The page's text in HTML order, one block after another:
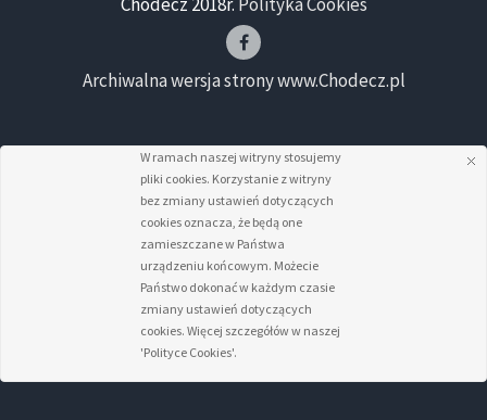
Archiwalna wersja strony www.Chodecz.pl
W ramach naszej witryny stosujemy
pliki cookies. Korzystanie z witryny
bez zmiany ustawień dotyczących
cookies oznacza, że będą one
zamieszczane w Państwa
urządzeniu końcowym. Możecie
Państwo dokonać w każdym czasie
zmiany ustawień dotyczących
cookies. Więcej szczegółów w naszej
'Polityce Cookies'.